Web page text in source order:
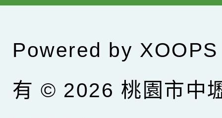
Powered by XOOPS
有 © 2026 桃園市中